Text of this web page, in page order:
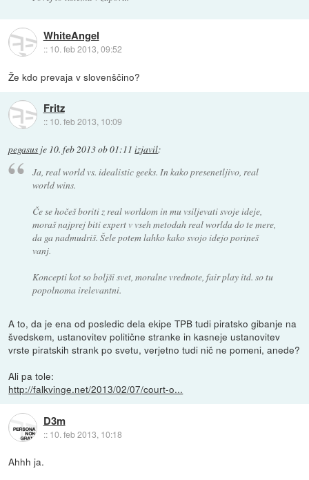
WhiteAngel
:: 10. feb 2013, 09:52
Že kdo prevaja v slovenščino?
Fritz
:: 10. feb 2013, 10:09
pegasus je 10. feb 2013 ob 01:11 izjavil:
Ja, real world vs. idealistic geeks. In kako presenetljivo, real
world wins.
Če se hočeš boriti z real worldom in mu vsiljevati svoje ideje,
moraš najprej biti expert v vseh metodah real worlda do te mere,
da ga nadmudriš. Šele potem lahko kako svojo idejo porineš
vanj.
Koncepti kot so boljši svet, moralne vrednote, fair play itd. so tu
popolnoma irelevantni.
A to, da je ena od posledic dela ekipe TPB tudi piratsko gibanje na
švedskem, ustanovitev politične stranke in kasneje ustanovitev
vrste piratskih strank po svetu, verjetno tudi nič ne pomeni, anede?
Ali pa tole:
http://falkvinge.net/2013/02/07/court-o...
D3m
:: 10. feb 2013, 10:18
Ahhh ja.